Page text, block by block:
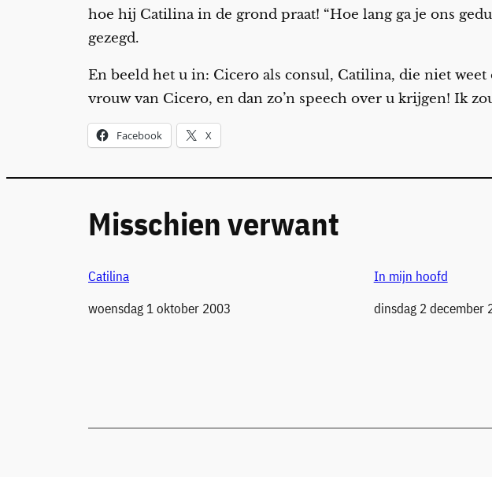
hoe hij Catilina in de grond praat! “Hoe lang ga je ons
gezegd.
En beeld het u in: Cicero als consul, Catilina, die niet
vrouw van Cicero, en dan zo’n speech over u krijgen! Ik
Facebook X
Misschien verwant
Catilina
Datum
woensdag 1 oktober 2003
In mijn hoofd
Datum
dinsdag 2 december